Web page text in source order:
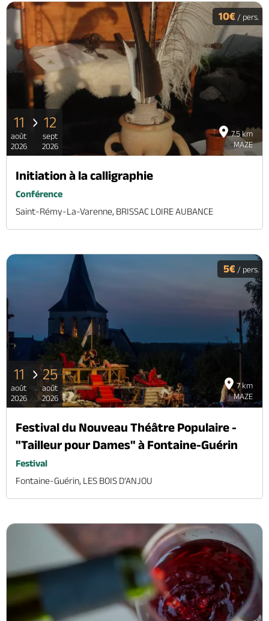
7.5 km
MAZE
10€ / pers.
11
août
2026
12
sept
2026
Initiation à la calligraphie
Conférence
Saint-Rémy-La-Varenne, BRISSAC LOIRE AUBANCE
7 km
MAZE
5€ / pers.
11
août
2026
25
août
2026
Festival du Nouveau Théâtre Populaire -
"Tailleur pour Dames" à Fontaine-Guérin
Festival
Fontaine-Guérin, LES BOIS D'ANJOU